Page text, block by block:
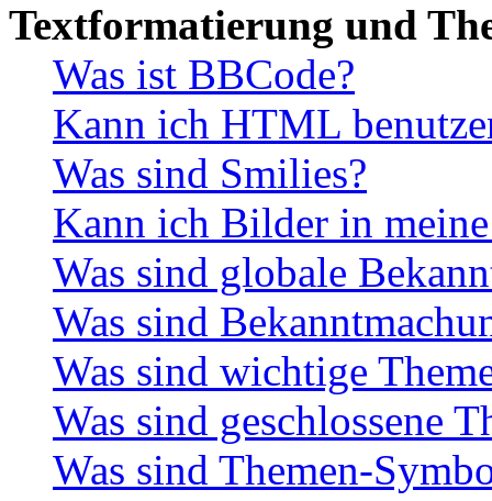
Textformatierung und
Was ist BBCode?
Kann ich HTML
Was sind Smilies?
Kann ich Bilder in
Was sind globale
Was sind
Was sind wichtige
Was sind geschlossene
Was sind Themen-